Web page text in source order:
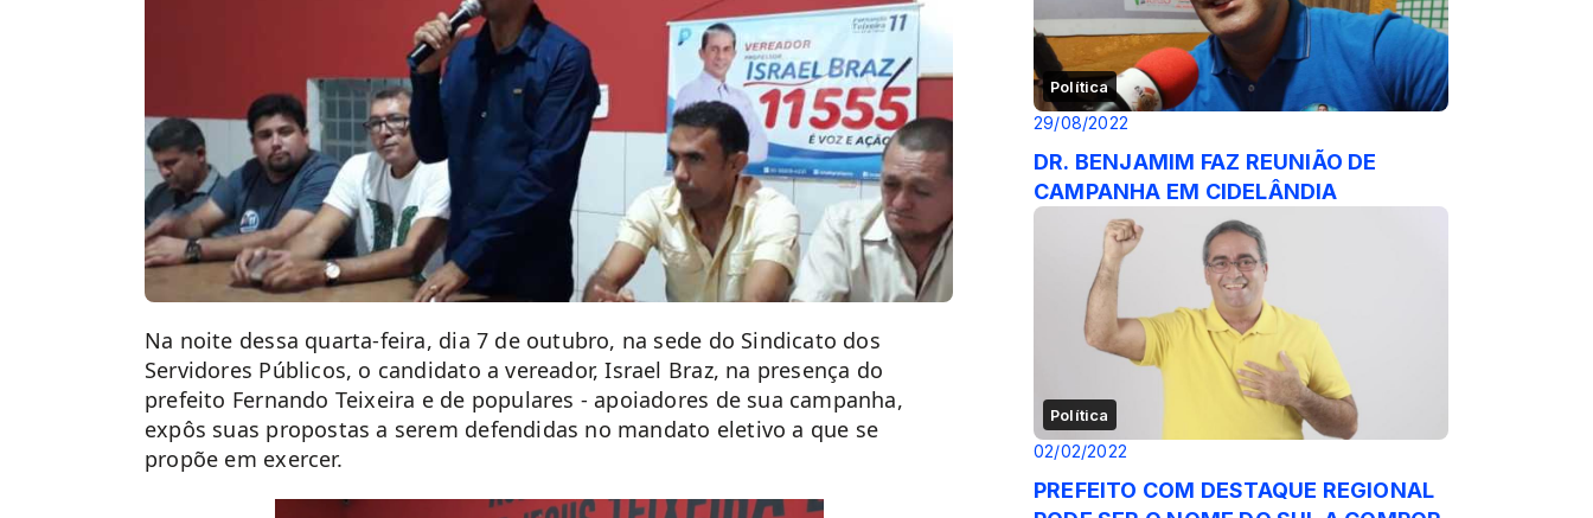
Na noite dessa quarta-feira, dia 7 de outubro, na sede do Sindicato dos
Servidores Públicos, o candidato a vereador, Israel Braz, na presença do
prefeito Fernando Teixeira e de populares - apoiadores de sua campanha,
expôs suas propostas a serem defendidas no mandato eletivo a que se
propõe em exercer.
Política
29/08/2022
DR. BENJAMIM FAZ REUNIÃO DE
CAMPANHA EM CIDELÂNDIA
Política
02/02/2022
PREFEITO COM DESTAQUE REGIONAL